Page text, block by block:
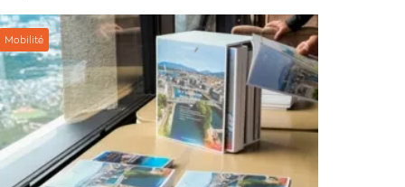
Mobilité